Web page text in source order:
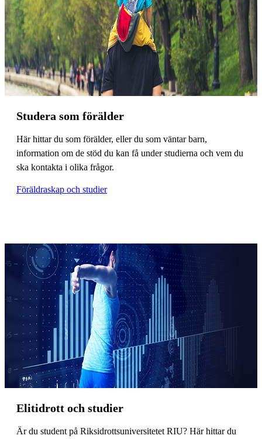
Studera som förälder
Här hittar du som förälder, eller du som väntar barn,
information om de stöd du kan få under studierna och vem du
ska kontakta i olika frågor.
Föräldraskap och studier
Elitidrott och studier
Är du student på Riksidrottsuniversitetet RIU? Här hittar du